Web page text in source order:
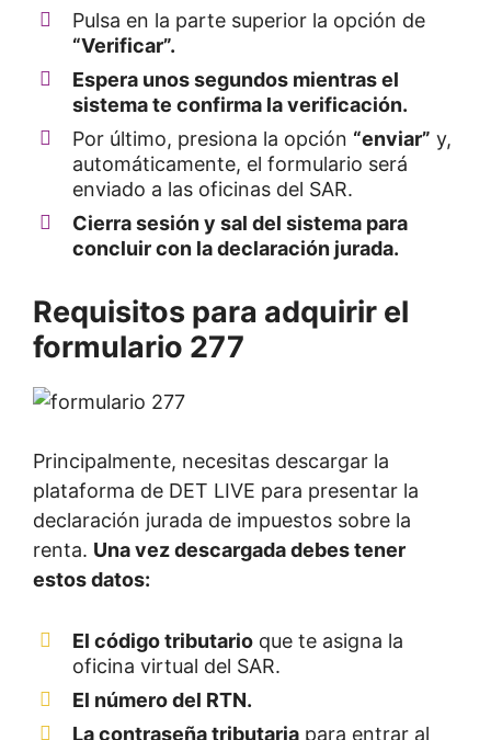
Pulsa en la parte superior la opción de
“Verificar”.
Espera unos segundos mientras el
sistema te confirma la verificación.
Por último, presiona la opción “enviar” y,
automáticamente, el formulario será
enviado a las oficinas del SAR.
Cierra sesión y sal del sistema para
concluir con la declaración jurada.
Requisitos para adquirir el
formulario 277
Principalmente, necesitas descargar la
plataforma de DET LIVE para presentar la
declaración jurada de impuestos sobre la
renta. Una vez descargada debes tener
estos datos:
El código tributario que te asigna la
oficina virtual del SAR.
El número del RTN.
La contraseña tributaria para entrar al